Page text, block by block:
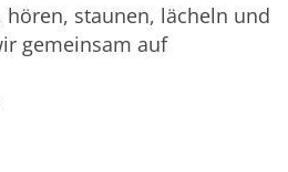
hören, staunen, lächeln und
gemeinsam auf